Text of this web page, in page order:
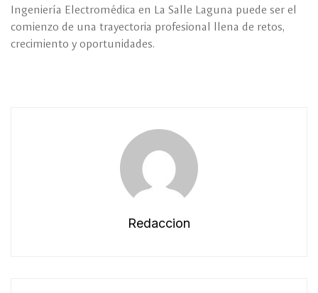
Ingeniería Electromédica en La Salle Laguna puede ser el
comienzo de una trayectoria profesional llena de retos,
crecimiento y oportunidades.
Redaccion